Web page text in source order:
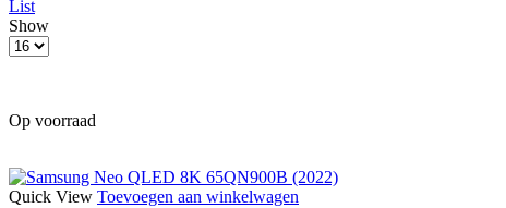
List
Show
Op voorraad
Quick View Toevoegen aan winkelwagen